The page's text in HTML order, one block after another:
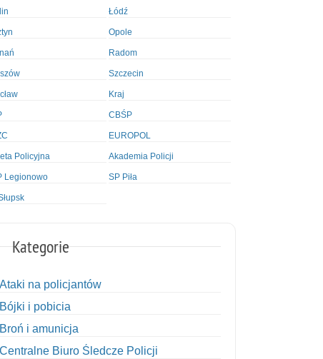
Łódź
Opole
Radom
Szczecin
Kraj
CBŚP
EUROPOL
Policyjna Akademia Policji
Legionowo SP Piła
Kategorie
Ataki na policjantów
Bójki i pobicia
Broń i amunicja
Centralne Biuro Śledcze Policji